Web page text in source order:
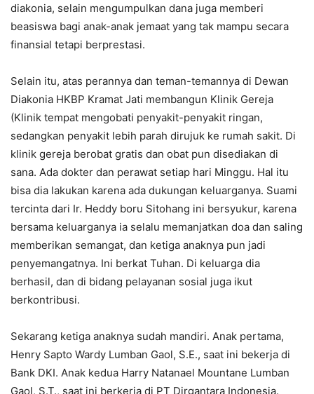
diakonia, selain mengumpulkan dana juga memberi
beasiswa bagi anak-anak jemaat yang tak mampu secara
finansial tetapi berprestasi.
Selain itu, atas perannya dan teman-temannya di Dewan
Diakonia HKBP Kramat Jati membangun Klinik Gereja
(Klinik tempat mengobati penyakit-penyakit ringan,
sedangkan penyakit lebih parah dirujuk ke rumah sakit. Di
klinik gereja berobat gratis dan obat pun disediakan di
sana. Ada dokter dan perawat setiap hari Minggu. Hal itu
bisa dia lakukan karena ada dukungan keluarganya. Suami
tercinta dari Ir. Heddy boru Sitohang ini bersyukur, karena
bersama keluarganya ia selalu memanjatkan doa dan saling
memberikan semangat, dan ketiga anaknya pun jadi
penyemangatnya. Ini berkat Tuhan. Di keluarga dia
berhasil, dan di bidang pelayanan sosial juga ikut
berkontribusi.
Sekarang ketiga anaknya sudah mandiri. Anak pertama,
Henry Sapto Wardy Lumban Gaol, S.E., saat ini bekerja di
Bank DKI. Anak kedua Harry Natanael Mountane Lumban
Gaol, S.T., saat ini berkerja di PT Dirgantara Indonesia.